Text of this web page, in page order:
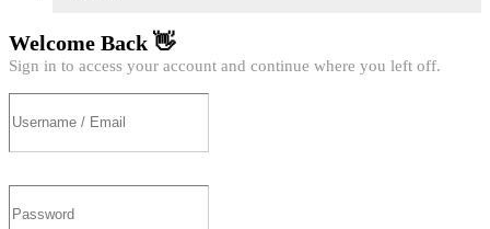
Welcome Back 👋
Sign in to access your account and continue where you left off.